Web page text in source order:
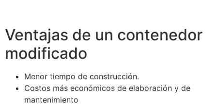
Ventajas de un contenedor
modificado
Menor tiempo de construcción.
Costos más económicos de elaboración y de
mantenimiento